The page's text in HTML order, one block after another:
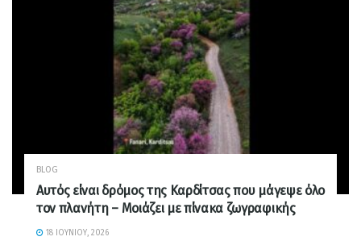
BLOG
Αυτός είναι δρόμος της Καρδίτσας που μάγεψε όλο
τον πλανήτη – Μοιάζει με πίνακα ζωγραφικής
18 ΙΟΥΝΊΟΥ, 2026